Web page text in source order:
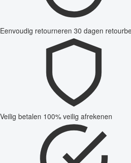
Eenvoudig retourneren 30 dagen
Veilig betalen 100% veilig afrekenen